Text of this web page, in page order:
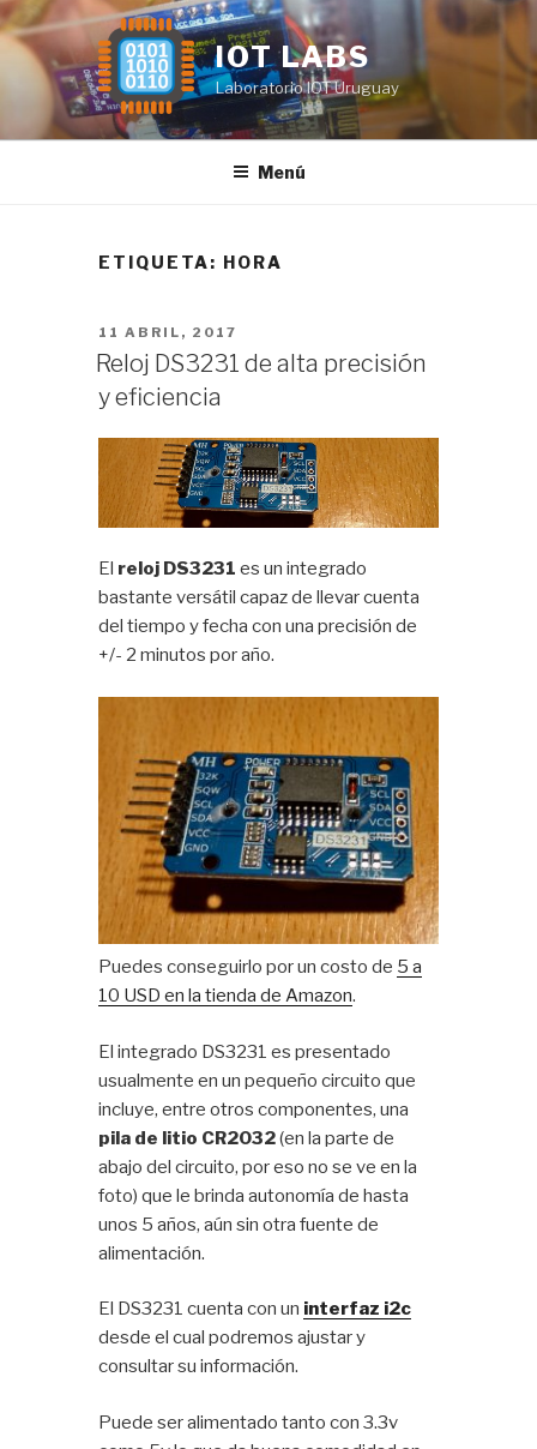
Saltar
al
contenido
IOT LABS
Laboratorio IOT Uruguay
Menú
ETIQUETA: HORA
PUBLICADO
EL
11 ABRIL, 2017
Reloj DS3231 de alta precisión
y eficiencia
El reloj DS3231 es un integrado
bastante versátil capaz de llevar cuenta
del tiempo y fecha con una precisión de
+/- 2 minutos por año.
Puedes conseguirlo por un costo de 5 a
10 USD en la tienda de Amazon.
El integrado DS3231 es presentado
usualmente en un pequeño circuito que
incluye, entre otros componentes, una
pila de litio CR2032(en la parte de
abajo del circuito, por eso no se ve en la
foto) que le brinda autonomía de hasta
unos 5 años, aún sin otra fuente de
alimentación.
El DS3231 cuenta con un interfaz i2c
desde el cual podremos ajustar y
consultar su información.
Puede ser alimentado tanto con 3.3v